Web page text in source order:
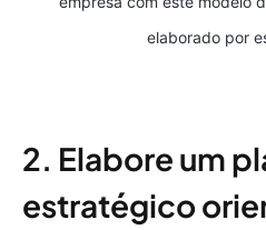
elaborado por
2. Elabore um
estratégico